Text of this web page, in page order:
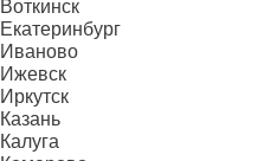
Воткинск
Екатеринбург
Иваново
Ижевск
Иркутск
Казань
Калуга